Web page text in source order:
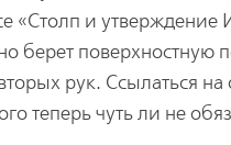
«Столп и утверждение
берет поверхностную
рук. Ссылаться
теперь чуть ли не